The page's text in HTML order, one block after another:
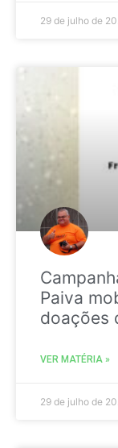
29 de julho de
Paiva
doações
VER MATÉRIA »
29 de julho de